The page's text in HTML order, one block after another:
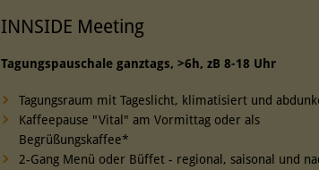
INNSIDE Meeting
Tagungspauschale ganztags, >6h, zB 8-18 Uhr
Tagungsraum mit Tageslicht, klimatisiert und
Kaffeepause "Vital" am Vormittag oder als
Begrüßungskaffee*
2-Gang Menü oder Büffet - regional, saisonal und